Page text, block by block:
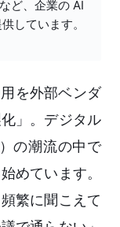
ど、企業の AI
しています。
を外部ベンダ
」。デジタル
の潮流の中で
めています。
繁に聞こえて